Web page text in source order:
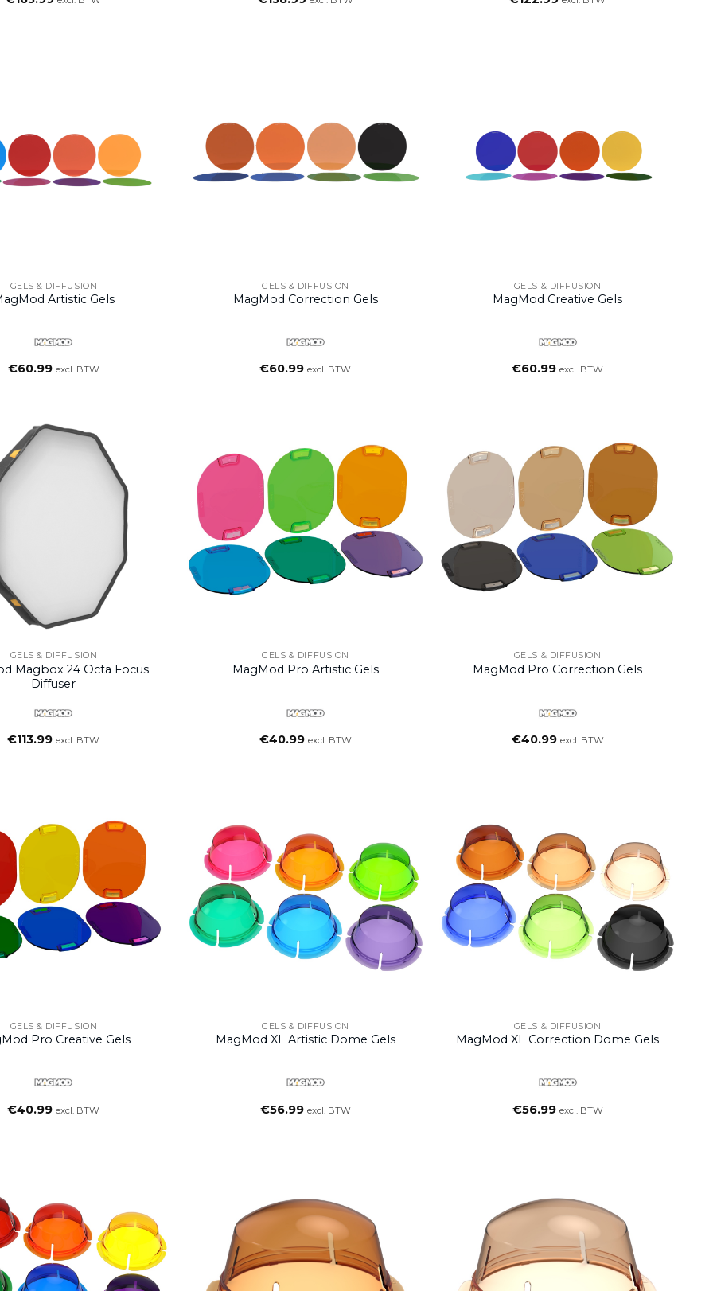
GELS & DIFFUSION
Artistic Gels
€60.99 excl. BTW
GELS & DIFFUSION
MagMod Correction Gels
€60.99 excl. BTW
GELS & DIFFUSION
MagMod Creative Gels
€60.99 excl. BTW
GELS & DIFFUSION
Magbox 24 Octa Focus
Diffuser
€113.99 excl. BTW
GELS & DIFFUSION
MagMod Pro Artistic Gels
€40.99 excl. BTW
GELS & DIFFUSION
MagMod Pro Correction Gels
€40.99 excl. BTW
GELS & DIFFUSION
Pro Creative Gels
€40.99 excl. BTW
GELS & DIFFUSION
MagMod XL Artistic Dome Gels
€56.99 excl. BTW
GELS & DIFFUSION
MagMod XL Correction Dome Gels
€56.99 excl. BTW